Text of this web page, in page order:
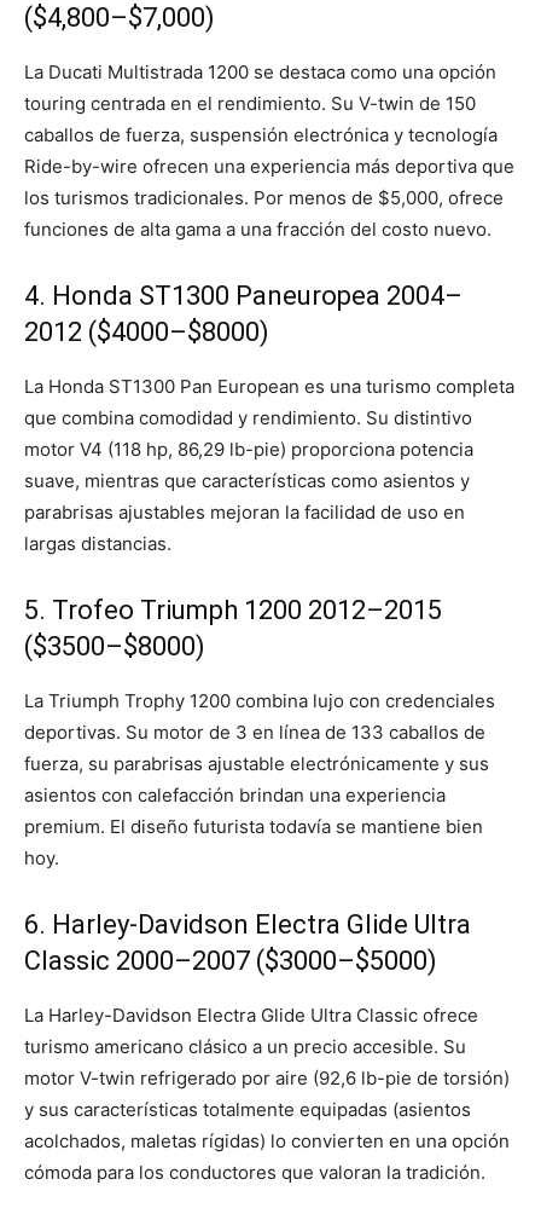
($4,800–$7,000)
La Ducati Multistrada 1200 se destaca como una opción
touring centrada en el rendimiento. Su V-twin de 150
caballos de fuerza, suspensión electrónica y tecnología
Ride-by-wire ofrecen una experiencia más deportiva que
los turismos tradicionales. Por menos de $5,000, ofrece
funciones de alta gama a una fracción del costo nuevo.
4. Honda ST1300 Paneuropea 2004–
2012 ($4000–$8000)
La Honda ST1300 Pan European es una turismo completa
que combina comodidad y rendimiento. Su distintivo
motor V4 (118 hp, 86,29 lb-pie) proporciona potencia
suave, mientras que características como asientos y
parabrisas ajustables mejoran la facilidad de uso en
largas distancias.
5. Trofeo Triumph 1200 2012–2015
($3500–$8000)
La Triumph Trophy 1200 combina lujo con credenciales
deportivas. Su motor de 3 en línea de 133 caballos de
fuerza, su parabrisas ajustable electrónicamente y sus
asientos con calefacción brindan una experiencia
premium. El diseño futurista todavía se mantiene bien
hoy.
6. Harley-Davidson Electra Glide Ultra
Classic 2000–2007 ($3000–$5000)
La Harley-Davidson Electra Glide Ultra Classic ofrece
turismo americano clásico a un precio accesible. Su
motor V-twin refrigerado por aire (92,6 lb-pie de torsión)
y sus características totalmente equipadas (asientos
acolchados, maletas rígidas) lo convierten en una opción
cómoda para los conductores que valoran la tradición.